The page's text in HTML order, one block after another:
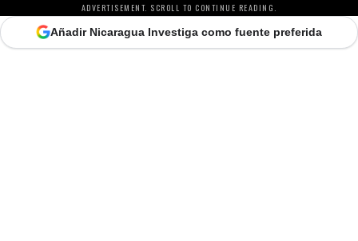
ADVERTISEMENT. SCROLL TO CONTINUE READING.
Añadir Nicaragua Investiga como fuente preferida